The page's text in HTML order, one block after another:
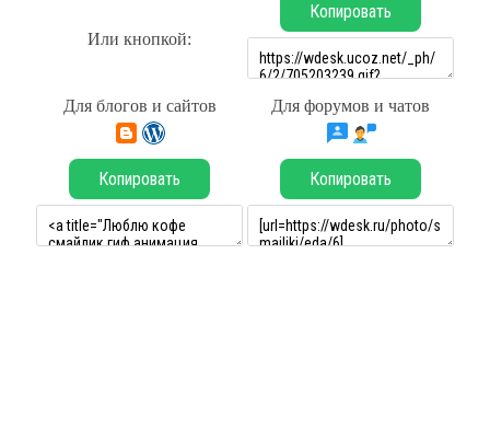
Или кнопкой:
Копировать
Для блогов и сайтов Для форумов и чатов
Копировать Копировать